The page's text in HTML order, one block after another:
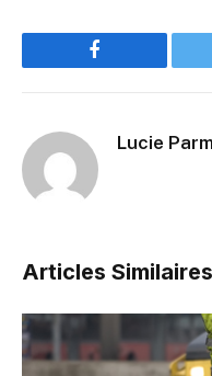
Facebook
Lucie
Articles Similaires